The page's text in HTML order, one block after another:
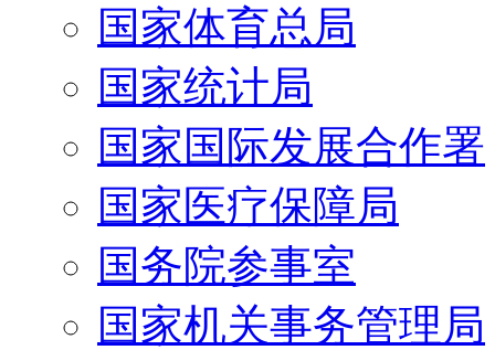
国家体育总局
国家统计局
国家国际发展合作署
国家医疗保障局
国务院参事室
国家机关事务管理局